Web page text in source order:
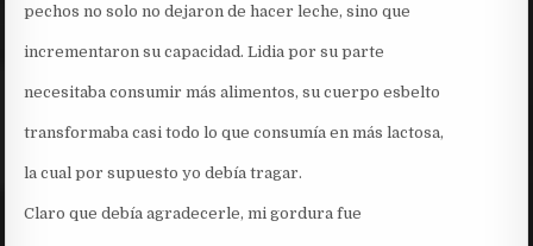
pechos no solo no dejaron de hacer leche, sino que
incrementaron su capacidad. Lidia por su parte
necesitaba consumir más alimentos, su cuerpo esbelto
transformaba casi todo lo que consumía en más lactosa,
la cual por supuesto yo debía tragar.
Claro que debía agradecerle, mi gordura fue